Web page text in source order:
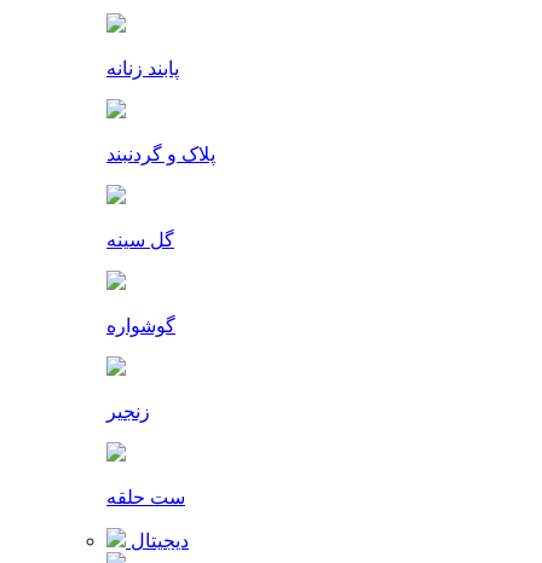
پابند زنانه
پلاک و گردنبند
گل سینه
گوشواره
زنجیر
ست حلقه
دیجیتال